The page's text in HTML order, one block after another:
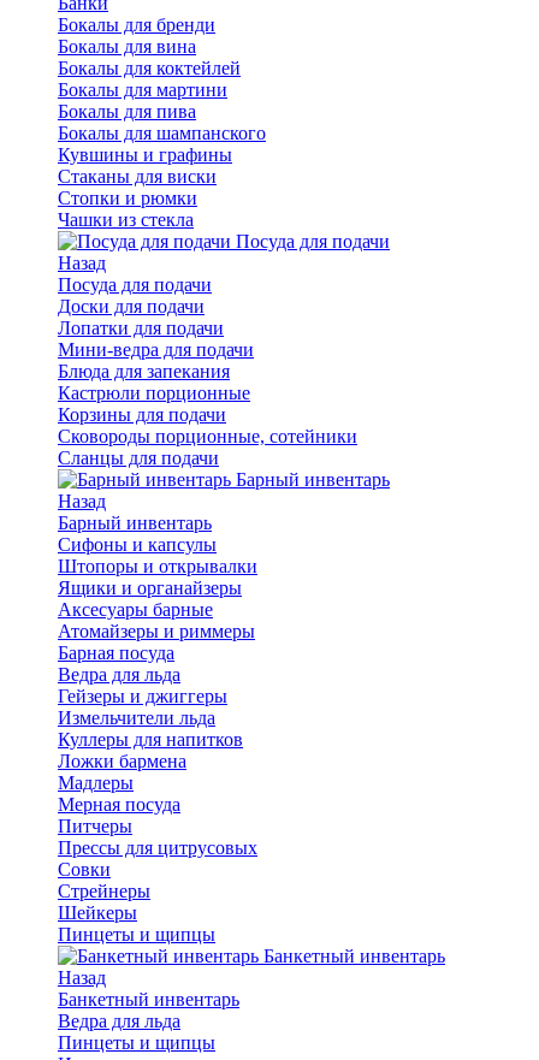
Бокалы для бренди
Бокалы для вина
Бокалы для коктейлей
Бокалы для мартини
Бокалы для пива
Бокалы для шампанского
Кувшины и графины
Стаканы для виски
Стопки и рюмки
Чашки из стекла
Посуда для подачи
Назад
Посуда для подачи
Доски для подачи
Лопатки для подачи
Мини-ведра для подачи
Блюда для запекания
Кастрюли порционные
Корзины для подачи
Сковороды порционные, сотейники
Сланцы для подачи
Барный инвентарь
Назад
Барный инвентарь
Сифоны и капсулы
Штопоры и открывалки
Ящики и органайзеры
Аксесуары барные
Атомайзеры и риммеры
Барная посуда
Ведра для льда
Гейзеры и джиггеры
Измельчители льда
Куллеры для напитков
Ложки бармена
Мадлеры
Мерная посуда
Питчеры
Прессы для цитрусовых
Совки
Стрейнеры
Шейкеры
Пинцеты и щипцы
Банкетный инвентарь
Назад
Банкетный инвентарь
Ведра для льда
Пинцеты и щипцы